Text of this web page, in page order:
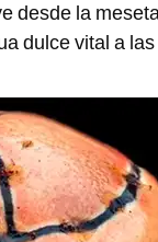
desde la
dulce vital a